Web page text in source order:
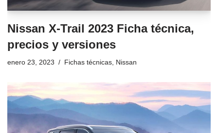
Nissan X-Trail 2023 Ficha técnica,
precios y versiones
enero 23, 2023 Fichas técnicas Nissan